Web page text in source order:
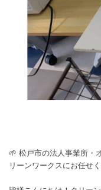
🌱 松戸市の法人事業所・
リーンワークスにお任せ